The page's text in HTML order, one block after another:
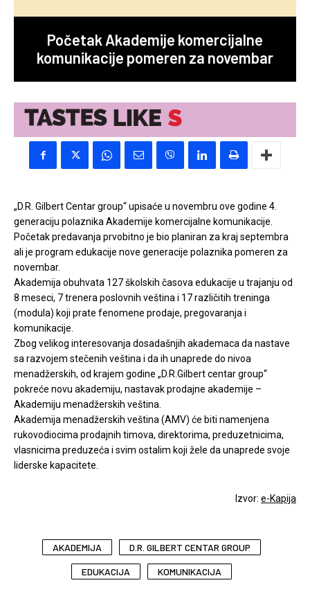
Početak Akademije komercijalne
komunikacije pomeren za novembar
„D.R. Gilbert Centar group“ upisaće u novembru ove godine 4.
generaciju polaznika Akademije komercijalne komunikacije.
Početak predavanja prvobitno je bio planiran za kraj septembra
ali je program edukacije nove generacije polaznika pomeren za
novembar.
Akademija obuhvata 127 školskih časova edukacije u trajanju od
8 meseci, 7 trenera poslovnih veština i 17 različitih treninga
(modula) koji prate fenomene prodaje, pregovaranja i
komunikacije.
Zbog velikog interesovanja dosadašnjih akademaca da nastave
sa razvojem stečenih veština i da ih unaprede do nivoa
menadžerskih, od krajem godine „D.R.Gilbert centar group“
pokreće novu akademiju, nastavak prodajne akademije –
Akademiju menadžerskih veština.
Akademija menadžerskih veština (AMV) će biti namenjena
rukovodiocima prodajnih timova, direktorima, preduzetnicima,
vlasnicima preduzeća i svim ostalim koji žele da unaprede svoje
liderske kapacitete.
Izvor: e-Kapija
AKADEMIJA D.R. GILBERT CENTAR GROUP
EDUKACIJA KOMUNIKACIJA